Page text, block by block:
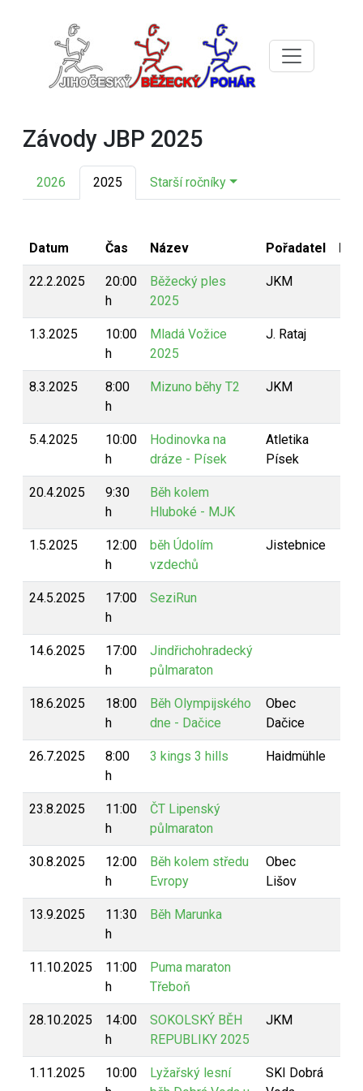
Závody JBP 2025
2026 2025 Starší ročníky
Datum Čas Název Pořadatel
22.2.2025
20:00
h
Běžecký ples
2025
JKM
1.3.2025
10:00
h
Mladá Vožice
2025
J. Rataj
8.3.2025
8:00
h
Mizuno běhy T2 JKM
5.4.2025
10:00
h
Hodinovka na
dráze - Písek
Atletika
Písek
20.4.2025
9:30
h
Běh kolem
Hluboké - MJK
1.5.2025
12:00
h
běh Údolím
vzdechů
Jistebnice
24.5.2025
17:00
h
SeziRun
14.6.2025
17:00
h
Jindřichohradecký
půlmaraton
18.6.2025
18:00
h
Běh Olympijského
dne - Dačice
Obec
Dačice
26.7.2025
8:00
h
3 kings 3 hills Haidmühle
23.8.2025
11:00
h
ČT Lipenský
půlmaraton
30.8.2025
12:00
h
Běh kolem středu
Evropy
Obec
Lišov
13.9.2025
11:30
h
Běh Marunka
11.10.2025
11:00
h
Puma maraton
Třeboň
28.10.2025
14:00
h
SOKOLSKÝ BĚH
REPUBLIKY 2025
JKM
1.11.2025
10:00
Lyžařský lesní
SKI Dobrá